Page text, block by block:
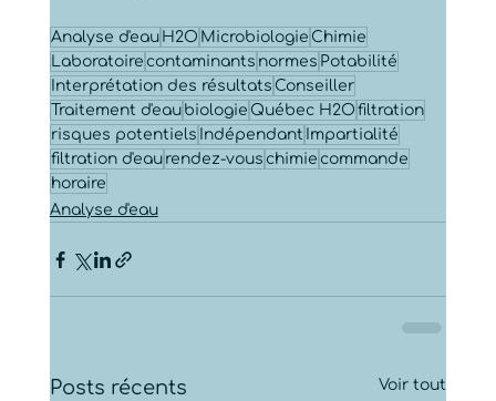
Analyse d'eau H2O Microbiologie Chimie
Laboratoire contaminants normes Potabilité
Interprétation des résultats Conseiller
Traitement d'eau biologie Québec H2O filtration
risques potentiels Indépendant Impartialité
filtration d'eau rendez-vous chimie commande
horaire
Analyse d'eau
Posts récents Voir tout